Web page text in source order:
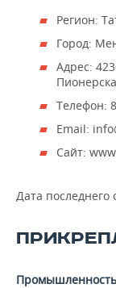
ХОККЕЙ С
Регион:
Город:
Адрес:
Телефон:
Email:
Сайт:
Дата последнего
Промышленность